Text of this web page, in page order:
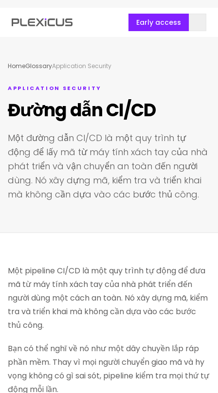
Early access
HomeGlossaryApplication Security
APPLICATION SECURITY
Đường dẫn CI/CD
Một đường dẫn CI/CD là một quy trình tự
động để lấy mã từ máy tính xách tay của nhà
phát triển và vận chuyển an toàn đến người
dùng. Nó xây dựng mã, kiểm tra và triển khai
mà không cần dựa vào các bước thủ công.
Một pipeline CI/CD là một quy trình tự động để đưa
mã từ máy tính xách tay của nhà phát triển đến
người dùng một cách an toàn. Nó xây dựng mã, kiểm
tra và triển khai mà không cần dựa vào các bước
thủ công.
Bạn có thể nghĩ về nó như một dây chuyền lắp ráp
phần mềm. Thay vì mọi người chuyển giao mã và hy
vọng không có gì sai sót, pipeline kiểm tra mọi thứ tự
động mỗi lần.